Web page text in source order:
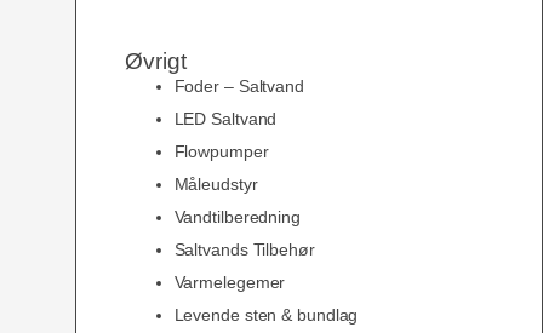
Øvrigt
Foder – Saltvand
LED Saltvand
Flowpumper
Måleudstyr
Vandtilberedning
Saltvands Tilbehør
Varmelegemer
Levende sten & bundlag